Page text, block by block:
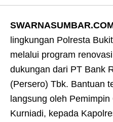
lingkungan Polresta
melalui program
dukungan dari PT Bank
(Persero) Tbk. Bantuan
langsung oleh
Kurniadi, kepada